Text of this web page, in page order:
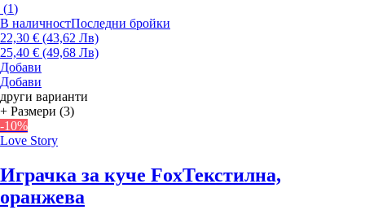
(1)
В наличностПоследни бройки
22,30 € (43,62 Лв)
25,40 € (49,68 Лв)
Добави
Добави
други варианти
+ Размери (3)
-10%
Love Story
Играчка за куче FoxТекстилна,
оранжева